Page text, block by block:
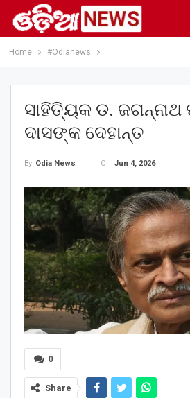
Home #Odianews
ସାହିତ୍ୟିକ ଡ. ଜଗନ୍ନାଥ
ଦାସଙ୍କ ଦେହାନ୍ତ
By Odia News On Jun 4, 2026
0
Share